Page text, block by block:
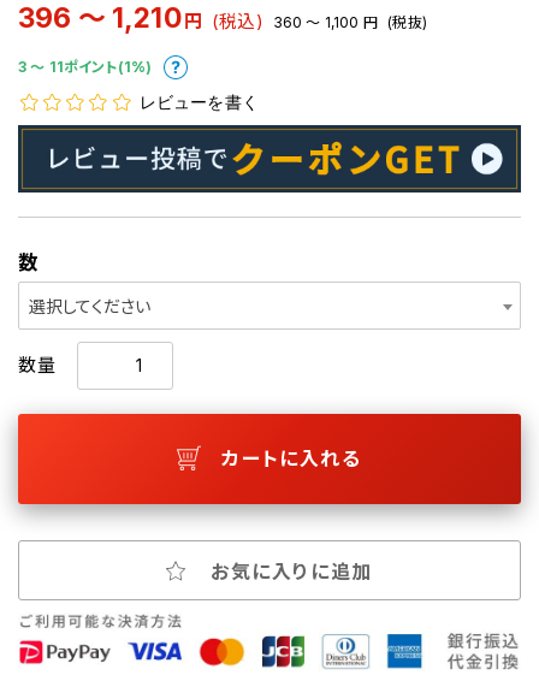
396 ～ 1,210 円 (税込) 360 ～ 1,100 円 (税抜)
3 〜 11ポイント(1%)
レビューを書く
数
選択してください
数量
カートに入れる
お気に入りに追加